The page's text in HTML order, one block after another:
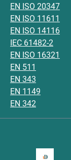
EN ISO 20347
EN ISO 11611
EN ISO 14116
IEC 61482-2
EN ISO 16321
EN 511
EN 343
EN 1149
EN 342